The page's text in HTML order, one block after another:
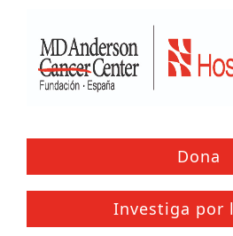
Dona
Investiga por